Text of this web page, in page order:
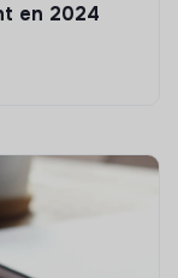
en 2024